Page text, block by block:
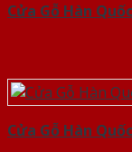
Cửa Gỗ Hàn
Cửa Gỗ Hàn